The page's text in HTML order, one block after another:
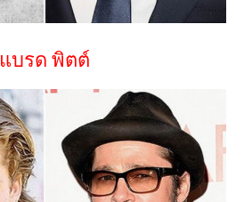
แบรด พิตต์